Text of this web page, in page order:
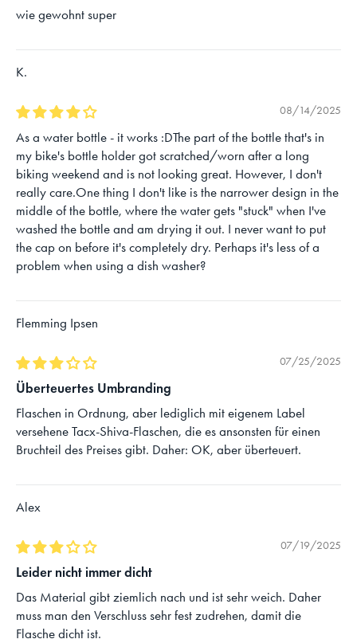
wie gewohnt super
K.
08/14/2025
As a water bottle - it works :DThe part of the bottle that's in
my bike's bottle holder got scratched/worn after a long
biking weekend and is not looking great. However, I don't
really care.One thing I don't like is the narrower design in the
middle of the bottle, where the water gets "stuck" when I've
washed the bottle and am drying it out. I never want to put
the cap on before it's completely dry. Perhaps it's less of a
problem when using a dish washer?
Flemming Ipsen
07/25/2025
Überteuertes Umbranding
Flaschen in Ordnung, aber lediglich mit eigenem Label
versehene Tacx-Shiva-Flaschen, die es ansonsten für einen
Bruchteil des Preises gibt. Daher: OK, aber überteuert.
Alex
07/19/2025
Leider nicht immer dicht
Das Material gibt ziemlich nach und ist sehr weich. Daher
muss man den Verschluss sehr fest zudrehen, damit die
Flasche dicht ist.